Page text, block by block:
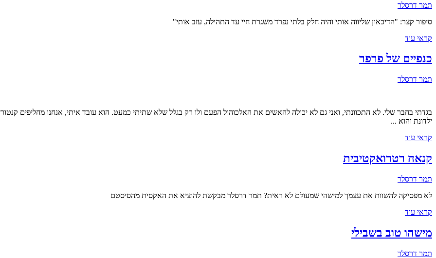
תמר דרסלר
סיפור קצר: "הדיכאון שליווה אותי והיה חלק בלתי נפרד משגרת חיי עד התהילה, עזב אותי"
קראי עוד
כנפיים של פרפר
תמר דרסלר
בגדתי בחבר שלי. לא התכוונתי, ואני גם לא יכולה להאשים את האלכוהול הפעם ולו רק בגלל שלא שתיתי כמעט. הוא עובד איתי, אנחנו מחליפים
ילדונת והוא ...
קראי עוד
קנאה רטרואקטיבית
תמר דרסלר
לא מפסיקה להשוות את עצמך למישהי שמעולם לא ראית? תמר דרסלר מבקשת להוציא את האקסית מהסיסטם
קראי עוד
מישהו טוב בשבילי
תמר דרסלר